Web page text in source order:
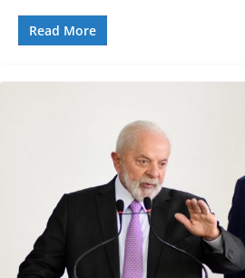
Read More